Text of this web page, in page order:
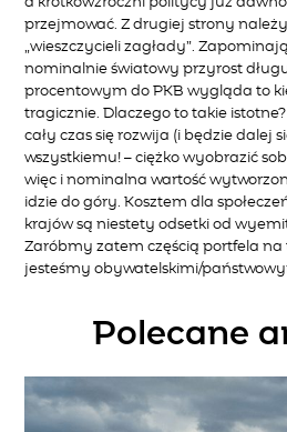
przejmować. Z drugiej strony
„wieszczycieli zagłady”.
nominalnie światowy przyrost
procentowym do PKB wygląda to
tragicznie. Dlaczego to takie
cały czas się rozwija (i będzie dalej
wszystkiemu! – ciężko wyobrazić
więc i nominalna wartość
idzie do góry. Kosztem dla
krajów są niestety odsetki od
Zaróbmy zatem częścią portfela na
jesteśmy obywatelskimi/
Polecane